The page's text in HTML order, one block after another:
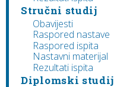
Stručni studij
Obavijesti
Raspored nastave
Raspored ispita
Nastavni materijal
Rezultati ispita
Diplomski studij